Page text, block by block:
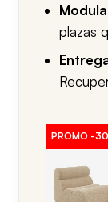
Nova se
3
sin
plazas
PROMO-